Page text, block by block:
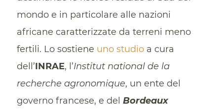
mondo e in particolare alle nazioni
africane caratterizzate da terreni meno
fertili. Lo sostiene uno studioa cura
dell’INRAE, l’Institut national de la
recherche agronomique, un ente del
governo francese, e del Bordeaux